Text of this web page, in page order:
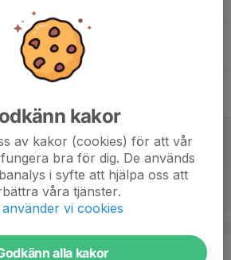
kakor
av kakor (cookies) för att vår
bra för dig. De används
i syfte att hjälpa oss att
våra tjänster.
använder vi cookies
alla kakor